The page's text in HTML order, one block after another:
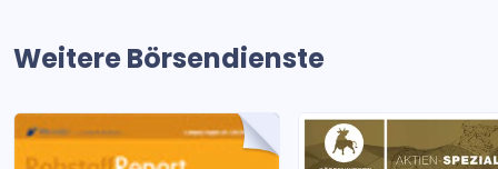
Weitere Börsendienste